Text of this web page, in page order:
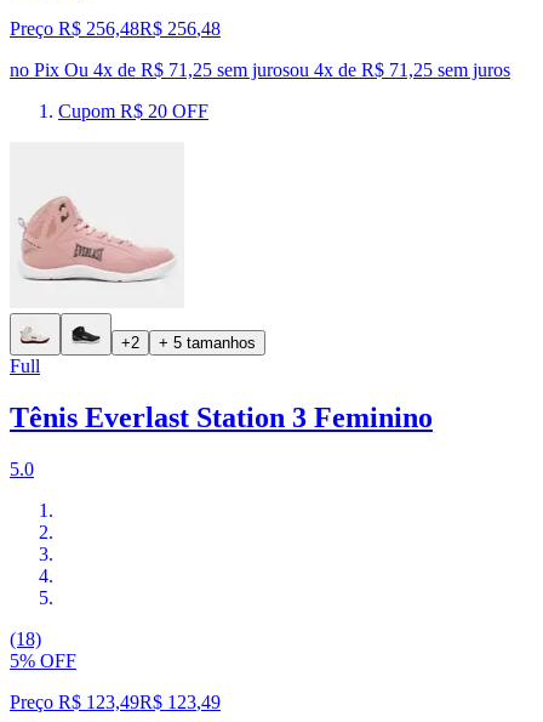
Preço R$ 256,48R$ 256,48
no Pix Ou 4x de R$ 71,25 sem jurosou 4x de R$ 71,25 sem juros
Cupom R$ 20 OFF
+2 + 5 tamanhos
Full
Tênis Everlast Station 3 Feminino
5.0
(18)
5% OFF
Preço R$ 123,49R$ 123,49